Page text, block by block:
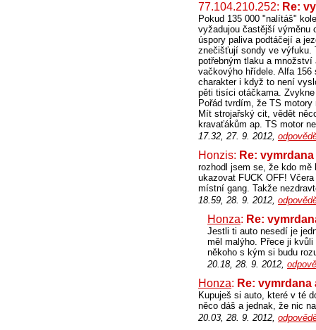
77.104.210.252: Re:
Pokud 135 000 "nalítáš"
vyžadujou častější výměnu
úspory paliva podtáčejí a
znečišťují sondy ve výfuku.
potřebným tlaku a
vačkovýho hřídele. Alfa
charakter i když to není
pěti tisíci otáčkama.
Pořád tvrdím, že TS
Mít strojařský cit, vědět
kravaťákům ap. TS motor
17.32, 27. 9. 2012,
Honzis: Re: vymrdana
rozhodl jsem se, že kdo mě
ukazovat FUCK OFF!
místní gang. Takže
18.59, 28. 9. 2012,
Honza: Re:
Jestli ti auto nesedí je
měl malýho. Přece ji
někoho s kým si budu
20.18, 28. 9. 2012,
Honza: Re: vymrdana
Kupuješ si auto, které v té
něco dáš a jednak, že nic
20.03, 28. 9. 2012,